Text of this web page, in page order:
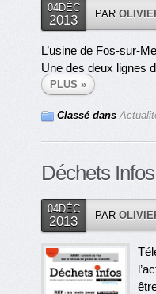
04DÉC
2013 PAR
L’usine de Fos-sur-
Une des deux lignes
PLUS »
Classé dans
Déchets
04DÉC
2013 PAR